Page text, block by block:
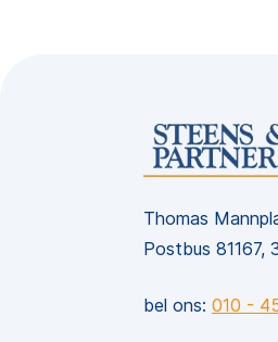
Thomas
Postbus 81167,
bel ons: 010 -